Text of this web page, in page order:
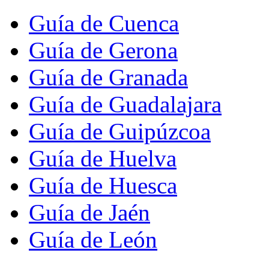
Guía de Cuenca
Guía de Gerona
Guía de Granada
Guía de Guadalajara
Guía de Guipúzcoa
Guía de Huelva
Guía de Huesca
Guía de Jaén
Guía de León